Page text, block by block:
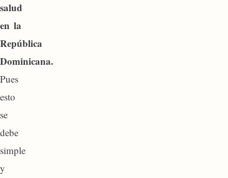
salud
en la
República
Dominicana.
Pues
esto
se
debe
simple
y